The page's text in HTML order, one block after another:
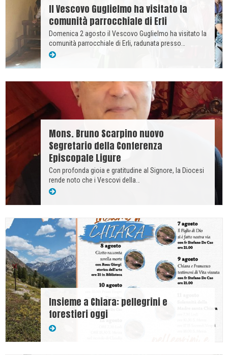
Il Vescovo Guglielmo ha visitato la
comunità parrocchiale di Erli
Domenica 2 agosto il Vescovo Guglielmo ha visitato la
comunità parrocchiale di Erli, radunata presso…
Mons. Bruno Scarpino nuovo
Segretario della Conferenza
Episcopale Ligure
Con profonda gioia e gratitudine al Signore, la Diocesi
rende noto che i Vescovi della…
Insieme a Chiara: pellegrini e
forestieri oggi